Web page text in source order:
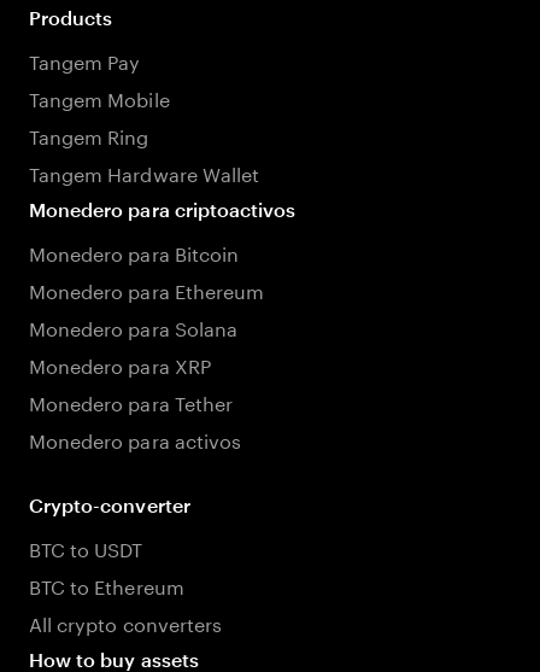
Products
Tangem Pay
Tangem Mobile
Tangem Ring
Tangem Hardware Wallet
Monedero para criptoactivos
Monedero para Bitcoin
Monedero para Ethereum
Monedero para Solana
Monedero para XRP
Monedero para Tether
Monedero para activos
Crypto-converter
BTC to USDT
BTC to Ethereum
All crypto converters
How to buy assets